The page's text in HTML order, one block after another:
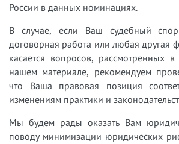
России в данных номинациях.
В случае, если Ваш судебный
договорная работа или любая другая
касается вопросов, рассмотренных
нашем материале, рекомендуем
что Ваша правовая позиция
изменениям практики и
Мы будем рады оказать Вам
поводу минимизации юридических